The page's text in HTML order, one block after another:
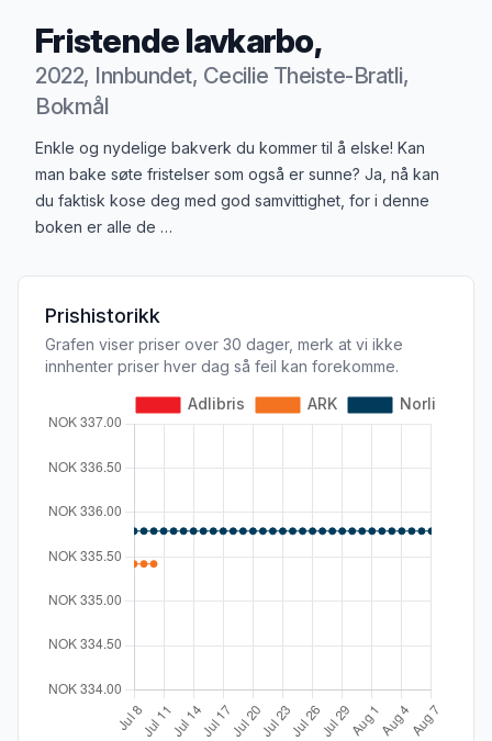
Fristende lavkarbo,
2022, Innbundet, Cecilie Theiste-Bratli,
Bokmål
Produktbeskrivelse
Enkle og nydelige bakverk du kommer til å elske! Kan
man bake søte fristelser som også er sunne? Ja, nå kan
du faktisk kose deg med god samvittighet, for i denne
boken er alle de …
Prishistorikk
Grafen viser priser over 30 dager, merk at vi ikke
innhenter priser hver dag så feil kan forekomme.